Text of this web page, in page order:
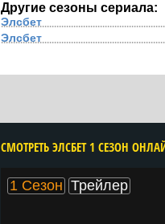
Другие сезоны сериала:
Элсбет
Элсбет
CМОТРЕТЬ ЭЛСБЕТ 1 СЕЗОН
1 Сезон Трейлер